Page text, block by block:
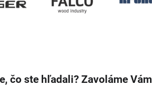
čo ste hľadali? Zavoláme Vám